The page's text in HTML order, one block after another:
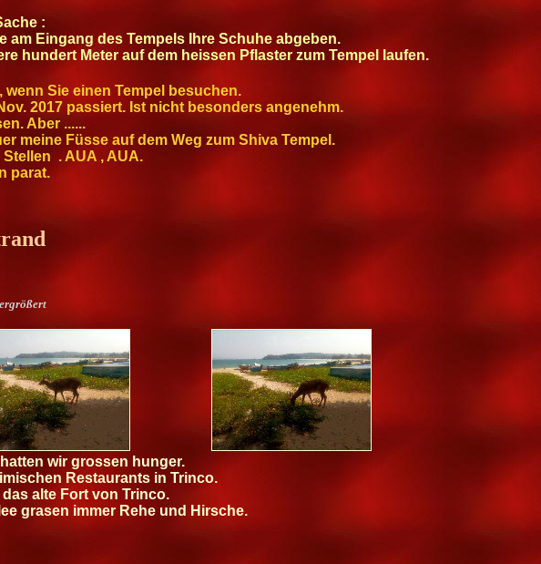
:
am Eingang des Tempels Ihre Schuhe abgeben.
hundert Meter auf dem heissen Pflaster zum Tempel laufen.
Sie einen Tempel besuchen.
2017 passiert. Ist nicht besonders angenehm.
Aber ......
meine Füsse auf dem Weg zum Shiva Tempel.
. AUA , AUA.
parat.
wir grossen hunger.
Restaurants in Trinco.
alte Fort von Trinco.
grasen immer Rehe und Hirsche.